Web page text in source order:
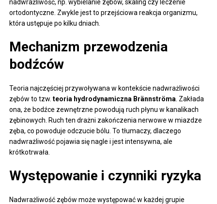
nadwrażliwość, np. wybielanie zębów, skaling czy leczenie
ortodontyczne. Zwykle jest to przejściowa reakcja organizmu,
która ustępuje po kilku dniach.
Mechanizm przewodzenia
bodźców
Teoria najczęściej przywoływana w kontekście nadwrażliwości
zębów to tzw.teoria hydrodynamiczna Brännströma . Zakłada
ona, że bodźce zewnętrzne powodują ruch płynu w kanalikach
zębinowych. Ruch ten drażni zakończenia nerwowe w miazdze
zęba, co powoduje odczucie bólu. To tłumaczy, dlaczego
nadwrażliwość pojawia się nagle i jest intensywna, ale
krótkotrwała.
Występowanie i czynniki ryzyka
Nadwrażliwość zębów może występować w każdej grupie